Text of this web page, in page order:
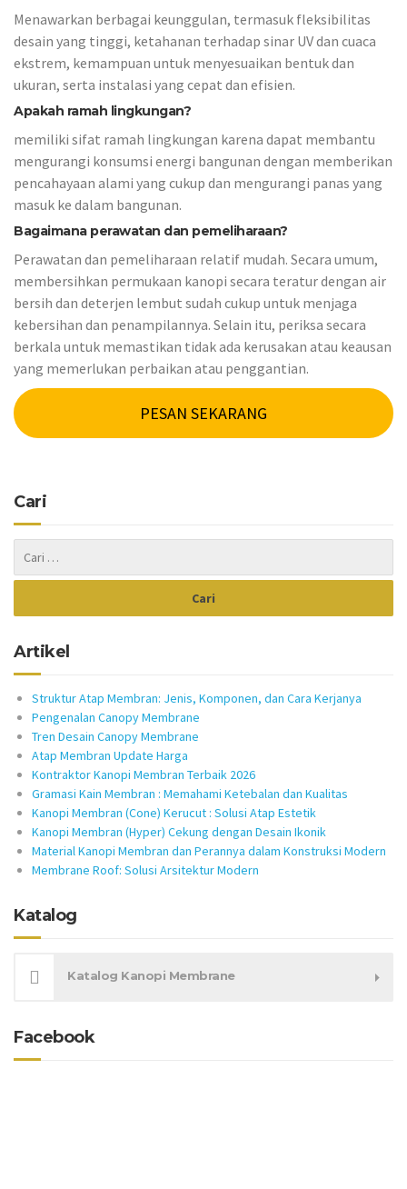
Menawarkan berbagai keunggulan, termasuk fleksibilitas
desain yang tinggi, ketahanan terhadap sinar UV dan cuaca
ekstrem, kemampuan untuk menyesuaikan bentuk dan
ukuran, serta instalasi yang cepat dan efisien.
Apakah ramah lingkungan?
memiliki sifat ramah lingkungan karena dapat membantu
mengurangi konsumsi energi bangunan dengan memberikan
pencahayaan alami yang cukup dan mengurangi panas yang
masuk ke dalam bangunan.
Bagaimana perawatan dan pemeliharaan?
Perawatan dan pemeliharaan relatif mudah. Secara umum,
membersihkan permukaan kanopi secara teratur dengan air
bersih dan deterjen lembut sudah cukup untuk menjaga
kebersihan dan penampilannya. Selain itu, periksa secara
berkala untuk memastikan tidak ada kerusakan atau keausan
yang memerlukan perbaikan atau penggantian.
PESAN SEKARANG
Cari
Artikel
Struktur Atap Membran: Jenis, Komponen, dan Cara Kerjanya
Pengenalan Canopy Membrane
Tren Desain Canopy Membrane
Atap Membran Update Harga
Kontraktor Kanopi Membran Terbaik 2026
Gramasi Kain Membran : Memahami Ketebalan dan Kualitas
Kanopi Membran (Cone) Kerucut : Solusi Atap Estetik
Kanopi Membran (Hyper) Cekung dengan Desain Ikonik
Material Kanopi Membran dan Perannya dalam Konstruksi Modern
Membrane Roof: Solusi Arsitektur Modern
Katalog
Katalog Kanopi Membrane
Facebook